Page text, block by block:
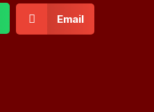
Email